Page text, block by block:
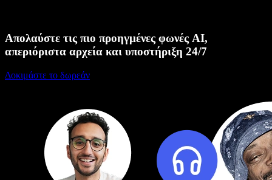
Απολαύστε τις πιο προηγμένες φωνές AI,
απεριόριστα αρχεία και υποστήριξη 24/7
Δοκιμάστε το δωρεάν